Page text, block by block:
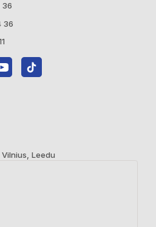
36
36
Leedu